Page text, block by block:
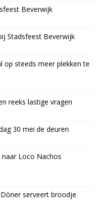
Beverwijk
Stadsfeest Beverwijk
op steeds meer plekken te
reeks lastige vragen
30 mei de deuren
Loco Nachos
serveert broodje